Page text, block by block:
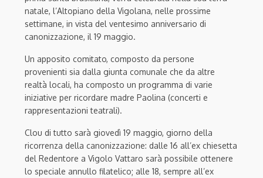
natale, l’Altopiano della Vigolana, nelle prossime
settimane, in vista del ventesimo anniversario di
canonizzazione, il 19 maggio.
Un apposito comitato, composto da persone
provenienti sia dalla giunta comunale che da altre
realtà locali, ha composto un programma di varie
iniziative per ricordare madre Paolina (concerti e
rappresentazioni teatrali).
Clou di tutto sarà giovedì 19 maggio, giorno della
ricorrenza della canonizzazione: dalle 16 all’ex chiesetta
del Redentore a Vigolo Vattaro sarà possibile ottenere
lo speciale annullo filatelico; alle 18, sempre all’ex